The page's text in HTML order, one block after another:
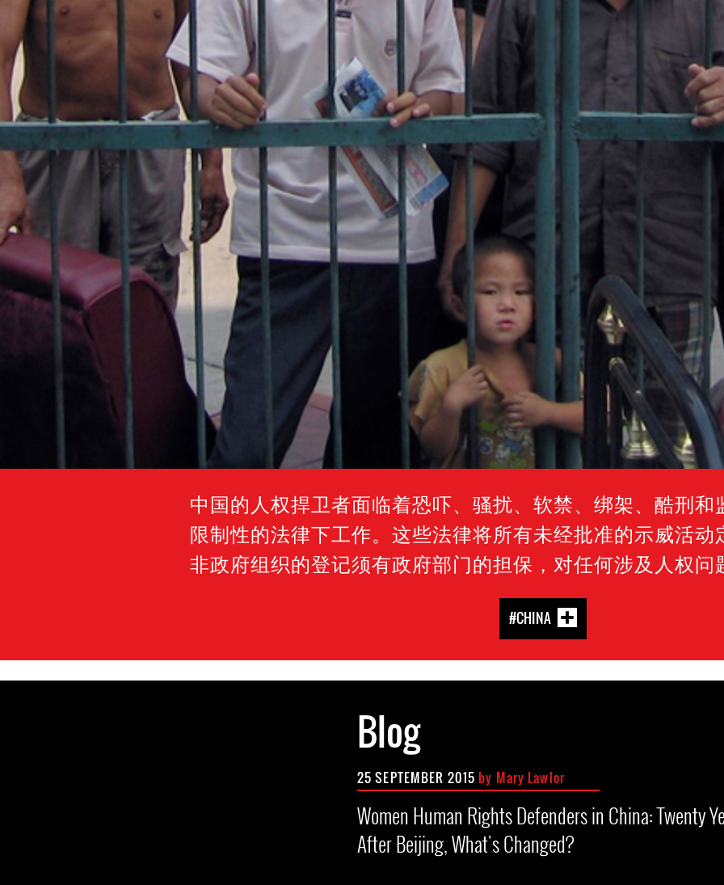
中国的人权捍卫者面临着恐吓、骚扰、软禁、绑架、酷刑
限制性的法律下工作。这些法律将所有未经批准的示威活
非政府组织的登记须有政府部门的担保，对任何涉及人权
#CHINA
Blog
25 SEPTEMBER 2015 by Mary Lawlor
Women Human Rights Defenders in China: Twenty
After Beijing, What's Changed?